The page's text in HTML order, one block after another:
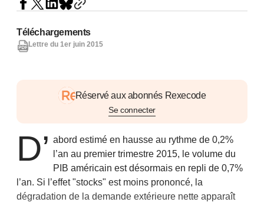
Réservé aux abonnés Rexecode
Se connecter
D’ abord estimé en hausse au rythme de 0,2%
l’an au premier trimestre 2015, le volume du
PIB américain est désormais en repli de 0,7%
l’an. Si l’effet "stocks" est moins prononcé, la
dégradation de la demande extérieure nette apparaît
Téléchargements
Lettre du 1er juin 2015